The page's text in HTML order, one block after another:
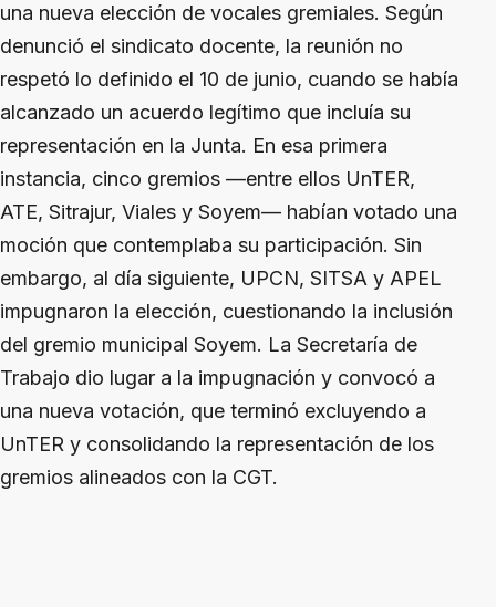
una nueva elección de vocales gremiales. Según
denunció el sindicato docente, la reunión no
respetó lo definido el 10 de junio, cuando se había
alcanzado un acuerdo legítimo que incluía su
representación en la Junta. En esa primera
instancia, cinco gremios —entre ellos UnTER,
ATE, Sitrajur, Viales y Soyem— habían votado una
moción que contemplaba su participación. Sin
embargo, al día siguiente, UPCN, SITSA y APEL
impugnaron la elección, cuestionando la inclusión
del gremio municipal Soyem. La Secretaría de
Trabajo dio lugar a la impugnación y convocó a
una nueva votación, que terminó excluyendo a
UnTER y consolidando la representación de los
gremios alineados con la CGT.